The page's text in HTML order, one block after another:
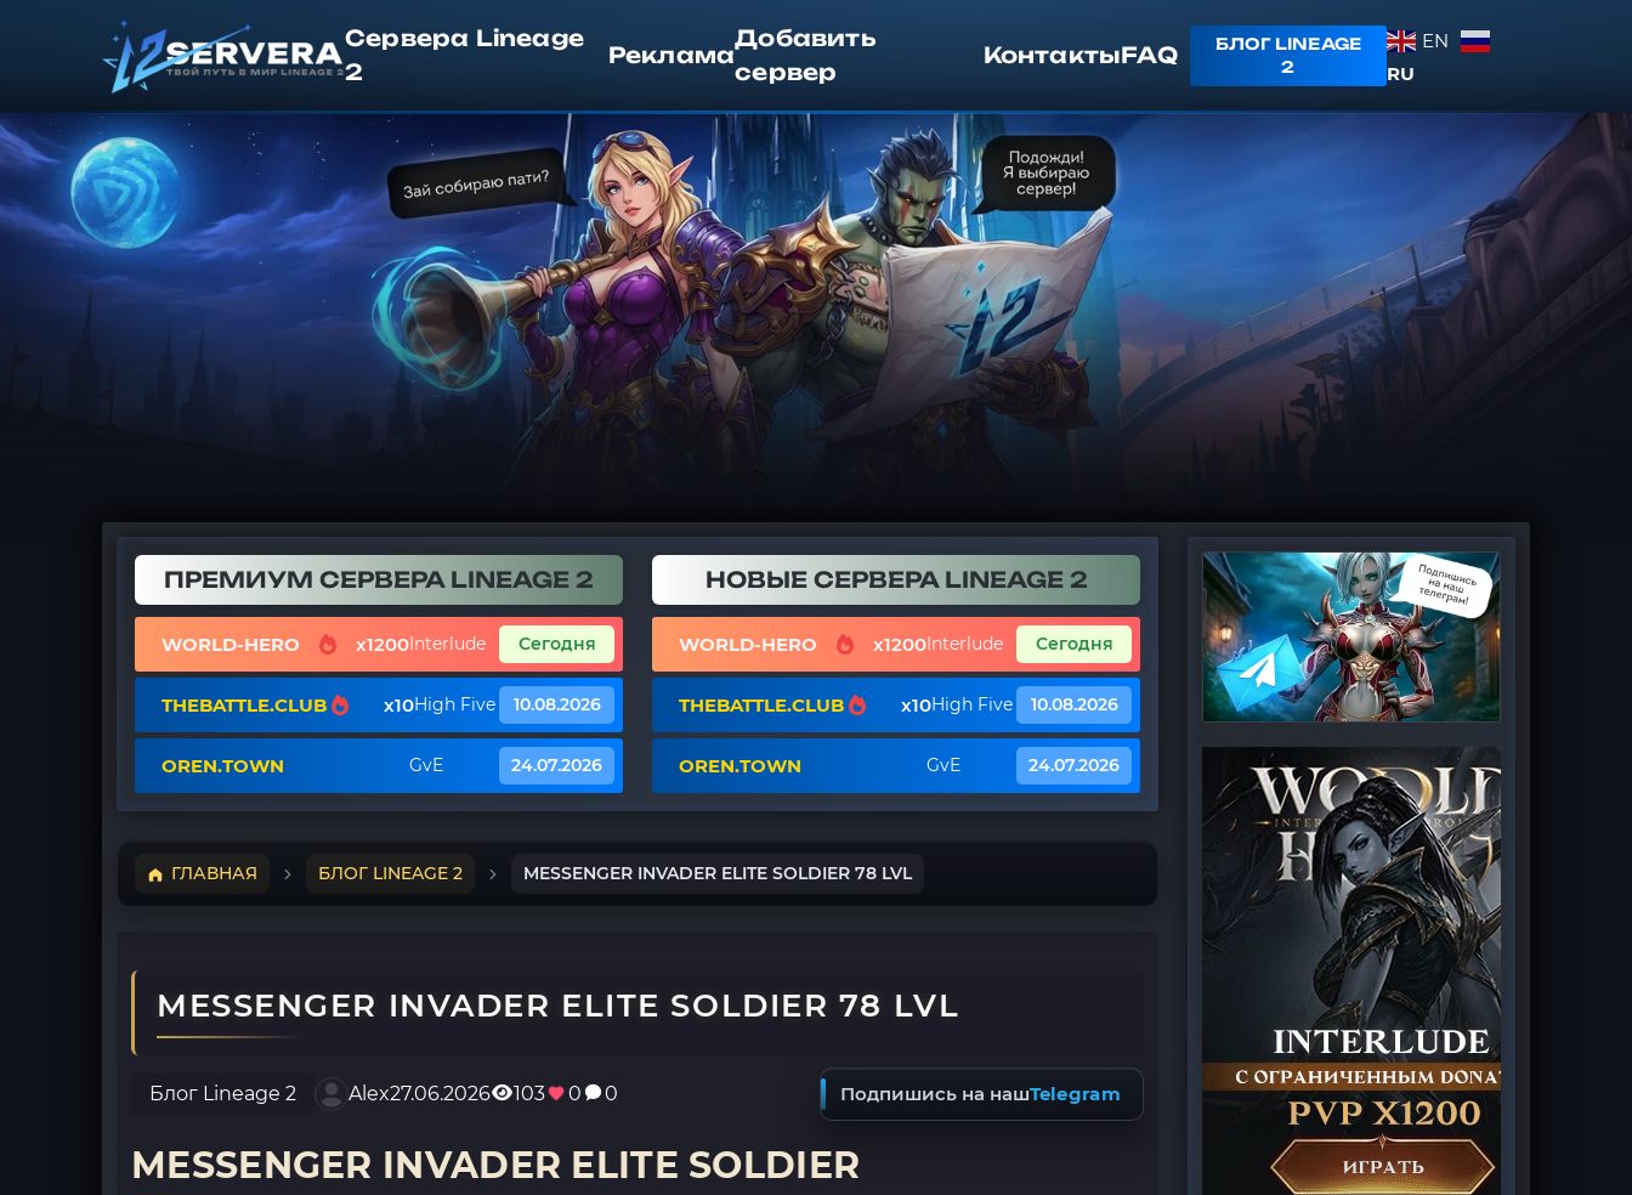
Сервера Lineage
2
Реклама
Добавить
сервер
КонтактыFAQ
БЛОГ LINEAGE
2
EN
RU
ПРЕМИУМ СЕРВЕРА LINEAGE 2
WORLD-HERO x1200Interlude Сегодня
THEBATTLE.CLUB x10High Five 10.08.2026
OREN.TOWN GvE 24.07.2026
НОВЫЕ СЕРВЕРА LINEAGE 2
WORLD-HERO x1200Interlude Сегодня
THEBATTLE.CLUB x10High Five 10.08.2026
OREN.TOWN GvE 24.07.2026
ГЛАВНАЯ БЛОГ LINEAGE 2 MESSENGER INVADER ELITE SOLDIER 78 LVL
MESSENGER INVADER ELITE SOLDIER 78 LVL
Блог Lineage 2 Alex27.06.2026 103 0 0 Подпишись на нашTelegram
MESSENGER INVADER ELITE SOLDIER